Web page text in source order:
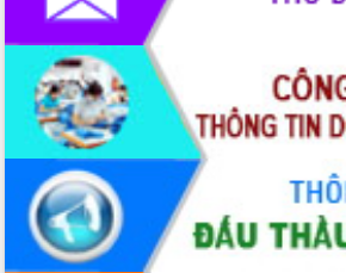
Hội thảo khoa học “Giải pháp thúc đẩy
phát triển nền kinh tế xanh tại tỉnh
Đắk Lắk”
Tăng cường giám sát, đôn đốc thực
hiện nhiệm vụ quản lý tài sản công
hàng tuần
Tháo gỡ những vướng mắc, đẩy mạnh
công tác cải cách thủ tục hành chính
tại Trung tâm Phục vụ hành chính
công tỉnh